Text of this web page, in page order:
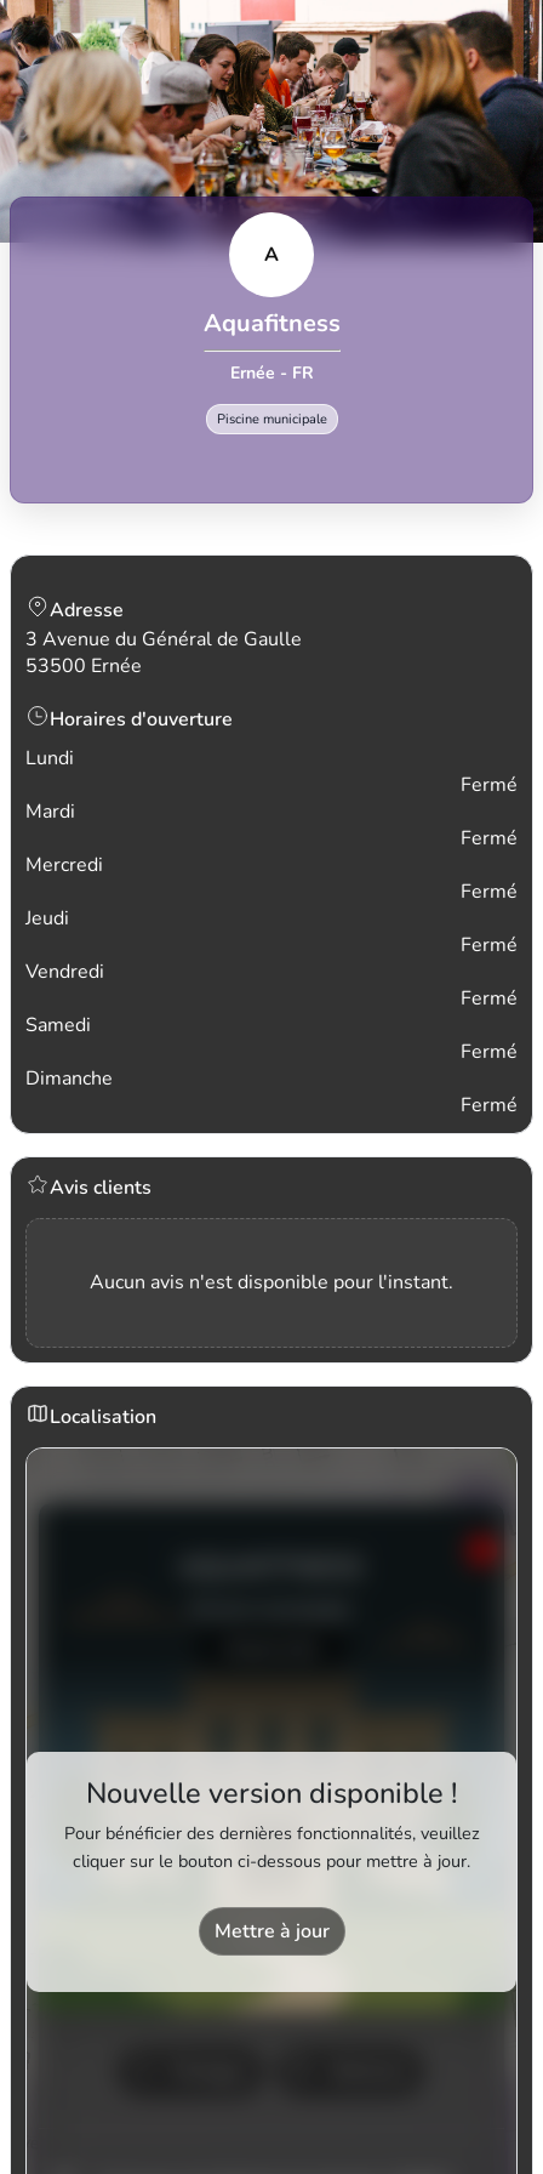
A
Aquafitness
Ernée - FR
Piscine municipale
Adresse
3 Avenue du Général de Gaulle
53500 Ernée
Horaires d'ouverture
Lundi
Fermé
Mardi
Fermé
Mercredi
Fermé
Jeudi
Fermé
Vendredi
Fermé
Samedi
Fermé
Dimanche
Fermé
Avis clients
Aucun avis n'est disponible pour l'instant.
Localisation